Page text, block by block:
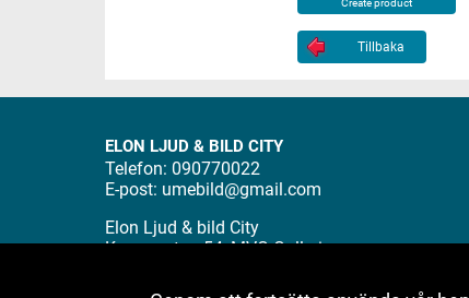
Create product
Tillbaka
ELON LJUD & BILD CITY
Telefon: 090770022
E-post: umebild@gmail.com
Elon Ljud & bild City
Kungsgatan 54, MVG-Gallerian